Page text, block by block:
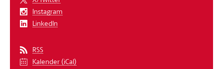
Instagram
LinkedIn
RSS
Kalender (iCal)